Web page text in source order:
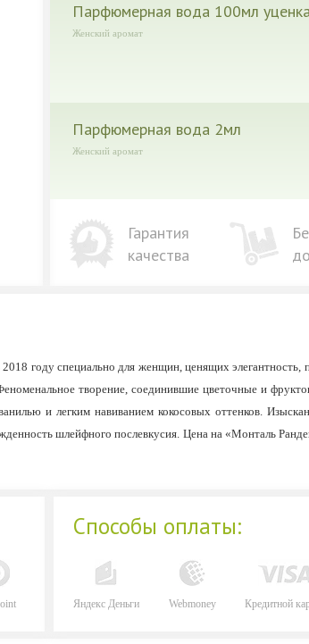
парфюмерная вода 100мл уценка
Женский аромат
парфюмерная вода 2мл
Женский аромат
Гарантия
качества
году специально для женщин, ценящих
творение, соединившие цветочные и
и легким навиванием кокосовых оттенков.
шлейфного послевкусия. Цена на «Монталь
Способы оплаты:
Яндекс Деньги Webmoney Кредитной